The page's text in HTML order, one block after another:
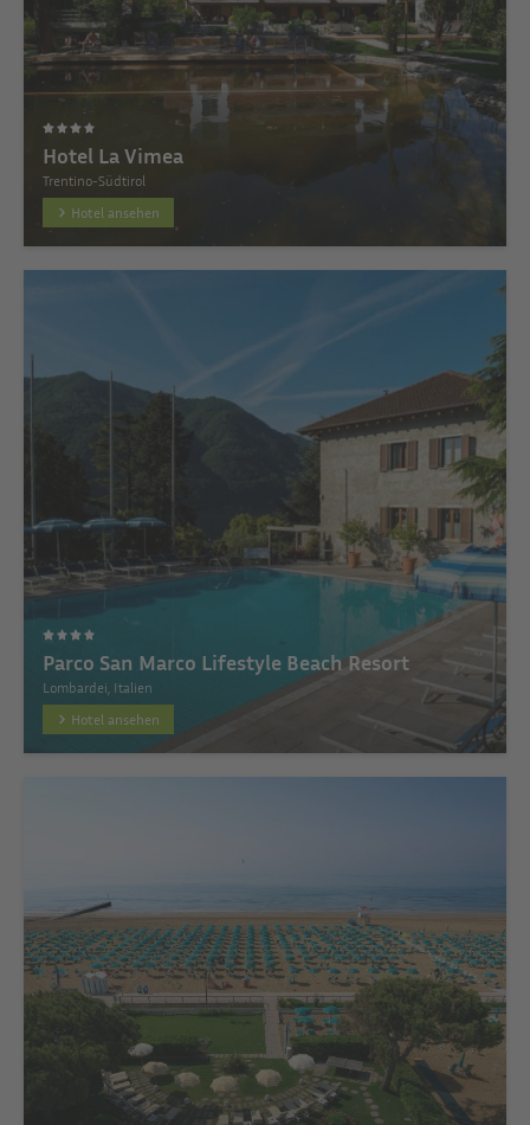
Hotel La Vimea
Trentino-Südtirol
Hotel ansehen
Parco San Marco Lifestyle Beach Resort
Lombardei, Italien
Hotel ansehen